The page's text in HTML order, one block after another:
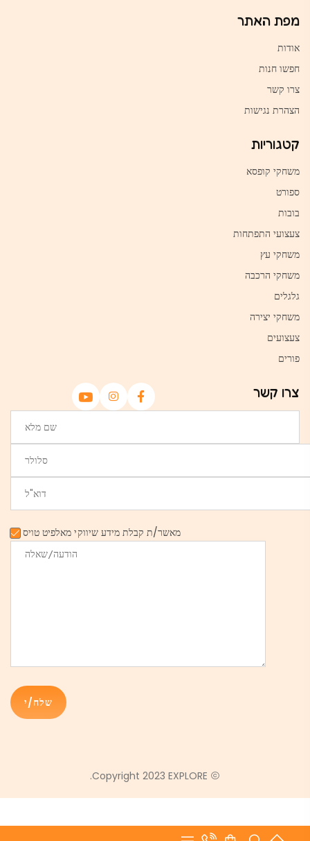
מפת האתר
אודות
חפשו חנות
צרו קשר
הצהרת נגישות
קטגוריות
משחקי קופסא
ספורט
בובות
צעצועי התפתחות
משחקי עץ
משחקי הרכבה
גלגלים
משחקי יצירה
צעצועים
פורים
צרו קשר
מאשר/ת קבלת מידע שיווקי מאלפיט טויס